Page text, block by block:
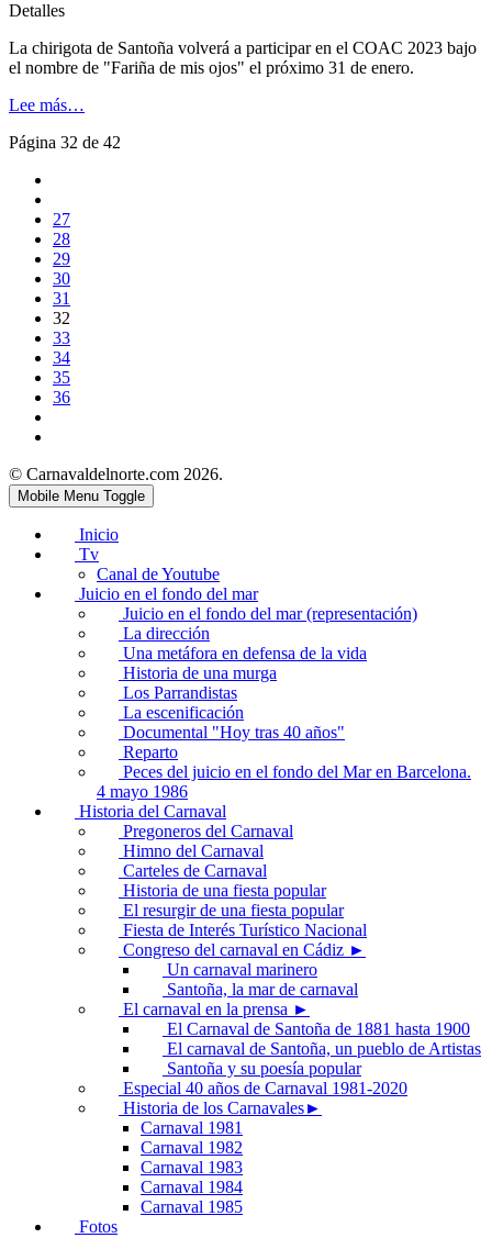
Detalles
La chirigota de Santoña volverá a participar en el COAC 2023 bajo
el nombre de "Fariña de mis ojos" el próximo 31 de enero.
Lee más…
Página 32 de 42
27
28
29
30
31
32
33
34
35
36
© Carnavaldelnorte.com 2026.
Mobile Menu Toggle
Inicio
Tv
Canal de Youtube
Juicio en el fondo del mar
Juicio en el fondo del mar (representación)
La dirección
Una metáfora en defensa de la vida
Historia de una murga
Los Parrandistas
La escenificación
Documental "Hoy tras 40 años"
Reparto
Peces del juicio en el fondo del Mar en Barcelona.
4 mayo 1986
Historia del Carnaval
Pregoneros del Carnaval
Himno del Carnaval
Carteles de Carnaval
Historia de una fiesta popular
El resurgir de una fiesta popular
Fiesta de Interés Turístico Nacional
Congreso del carnaval en Cádiz ►
Un carnaval marinero
Santoña, la mar de carnaval
El carnaval en la prensa ►
El Carnaval de Santoña de 1881 hasta 1900
El carnaval de Santoña, un pueblo de Artistas
Santoña y su poesía popular
Especial 40 años de Carnaval 1981-2020
Historia de los Carnavales►
Carnaval 1981
Carnaval 1982
Carnaval 1983
Carnaval 1984
Carnaval 1985
Fotos